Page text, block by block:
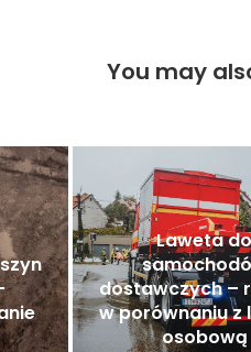
You may
Laweta
dostawczych –
w porównaniu z
osobową